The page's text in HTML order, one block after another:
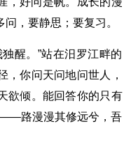
，要静思；要复习。
醒。”站在汨罗江畔的
，你问天问地问世人，
欲倾。能回答你的只有
――路漫漫其修远兮，吾